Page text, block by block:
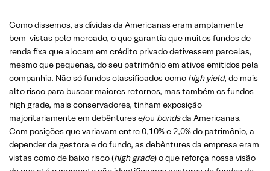
Como dissemos, as dívidas da Americanas eram amplamente
bem-vistas pelo mercado, o que garantia que muitos fundos de
renda fixa que alocam em crédito privado detivessem parcelas,
mesmo que pequenas, do seu patrimônio em ativos emitidos pela
companhia. Não só fundos classificados como high yield, de mais
alto risco para buscar maiores retornos, mas também os fundos
high grade, mais conservadores, tinham exposição
majoritariamente em debêntures e/ou bondsda Americanas.
Com posições que variavam entre 0,10% e 2,0% do patrimônio, a
depender da gestora e do fundo, as debêntures da empresa eram
vistas como de baixo risco (high grade) o que reforça nossa visão